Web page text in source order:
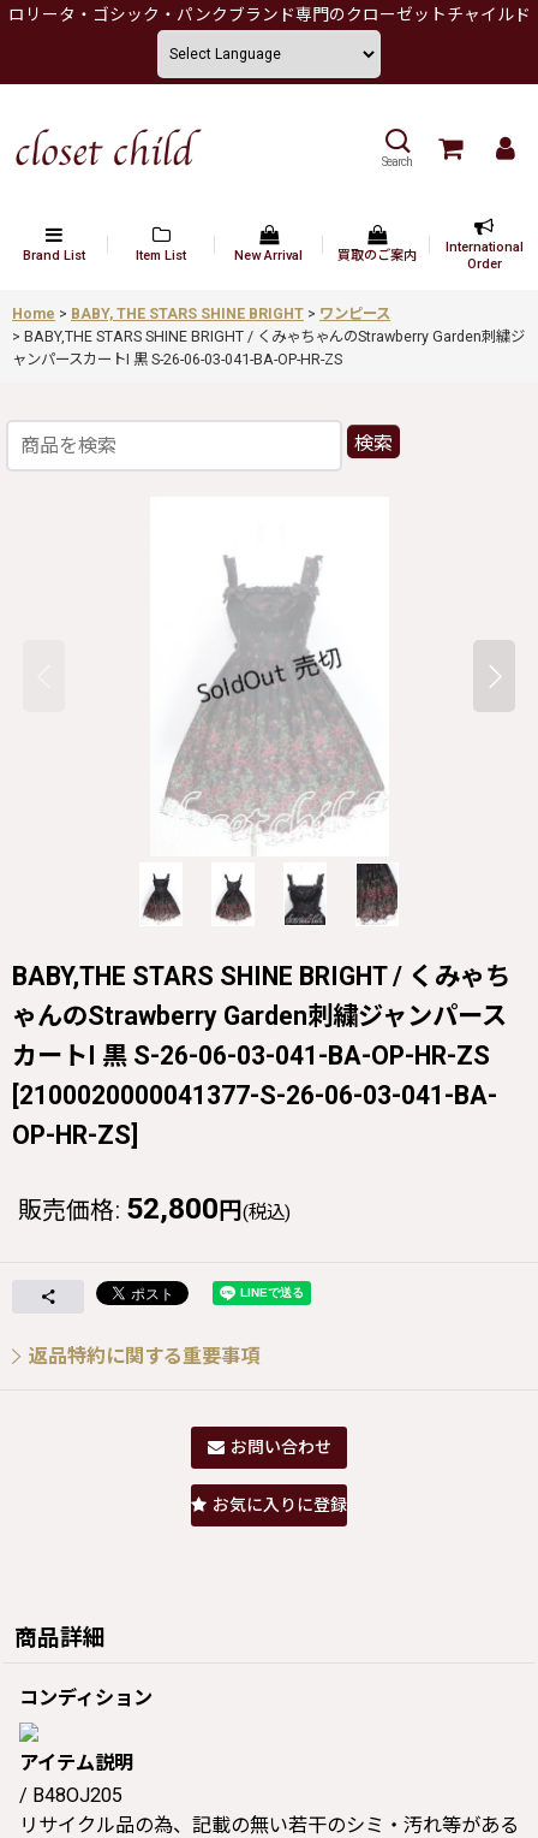
ロリータ・ゴシック・パンクブランド専門のクローゼットチャイルド
Search
Brand List Item List New Arrival 買取のご案内
International
Order
Home > BABY, THE STARS SHINE BRIGHT > ワンピース
> BABY,THE STARS SHINE BRIGHT / くみゃちゃんのStrawberry Garden刺繍ジ
ャンパースカートI 黒 S-26-06-03-041-BA-OP-HR-ZS
検索
BABY,THE STARS SHINE BRIGHT / くみゃち
ゃんのStrawberry Garden刺繍ジャンパース
カートI 黒 S-26-06-03-041-BA-OP-HR-ZS
[2100020000041377-S-26-06-03-041-BA-
OP-HR-ZS]
販売価格: 52,800 円 (税込)
返品特約に関する重要事項
お問い合わせ
お気に入りに登録
商品詳細
コンディション
アイテム説明
/ B48OJ205
リサイクル品の為、記載の無い若干のシミ・汚れ等がある